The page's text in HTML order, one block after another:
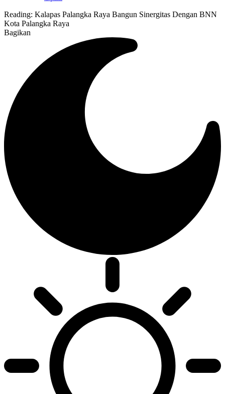
Reading: Kalapas Palangka Raya Bangun Sinergitas Dengan BNN
Kota Palangka Raya
Bagikan